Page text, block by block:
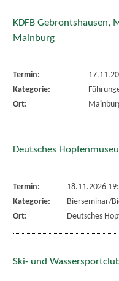
KDFB Gebrontshausen,
Mainburg
Termin:
Kategorie:
Ort:
Deutsches
Termin:
18.11.2026
Kategorie:
Bierseminar/
Ort:
Deutsches
Ski- und